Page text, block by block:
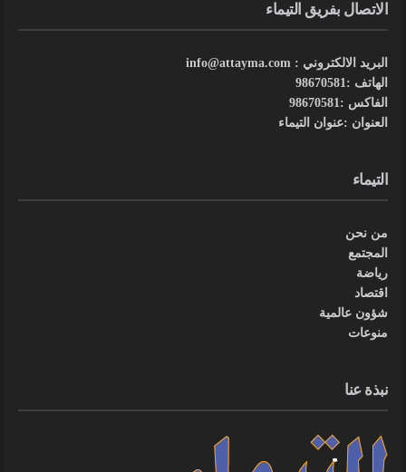
الاتصال بفريق التيماء
البريد الالكتروني : info@attayma.com
الهاتف :98670581
الفاكس :98670581
العنوان :عنوان التيماء
التيماء
من نحن
المجتمع
رياضة
اقتصاد
شؤون عالمية
منوعات
نبذة عنا